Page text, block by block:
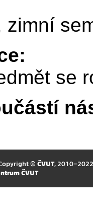
zimní
se
© ČVUT, 2010–2022
ČVUT